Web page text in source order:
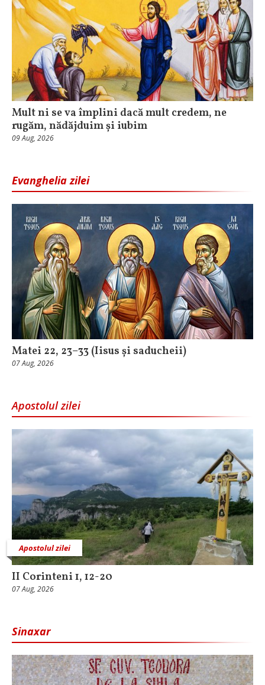
Mult ni se va împlini dacă mult credem, ne
rugăm, nădăjduim și iubim
09 Aug, 2026
Evanghelia zilei
Matei 22, 23–33 (Iisus și saducheii)
07 Aug, 2026
Apostolul zilei
Apostolul zilei
II Corinteni 1, 12-20
07 Aug, 2026
Sinaxar